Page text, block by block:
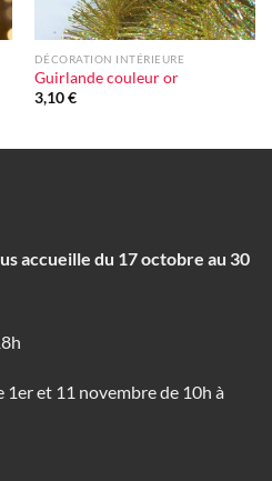
DÉCORATION INTÉRIEURE
Guirlande couleur or
3,10€
accueille du 17 octobre au 30
et 11 novembre de 10h à